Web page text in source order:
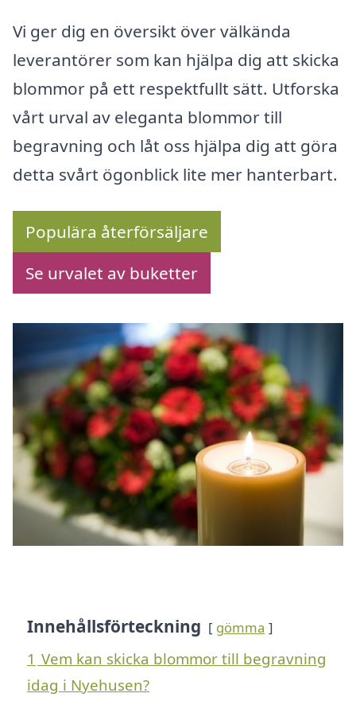
Vi ger dig en översikt över välkända
leverantörer som kan hjälpa dig att skicka
blommor på ett respektfullt sätt. Utforska
vårt urval av eleganta blommor till
begravning och låt oss hjälpa dig att göra
detta svårt ögonblick lite mer hanterbart.
Populära återförsäljare
Se urvalet av buketter
Innehållsförteckning gömma
1 Vem kan skicka blommor till begravning
idag i Nyehusen?